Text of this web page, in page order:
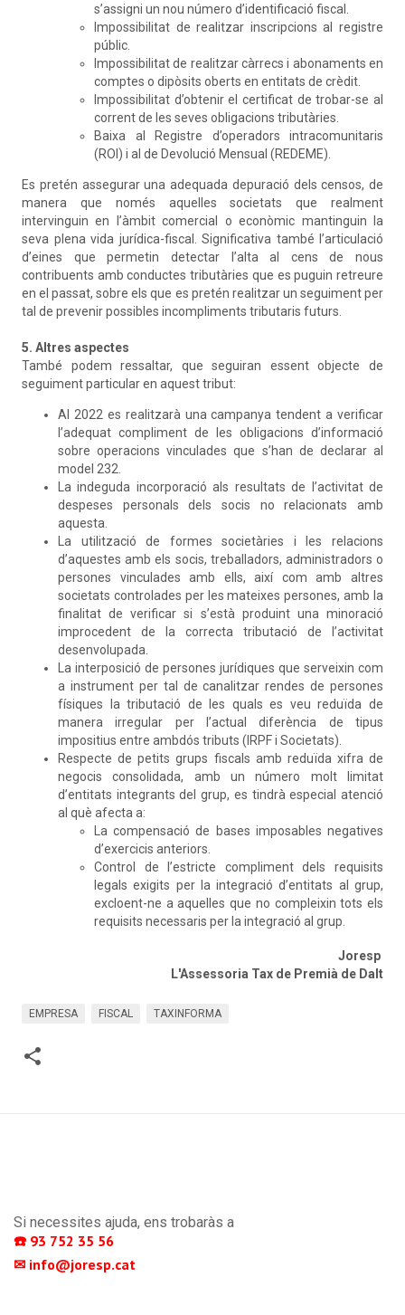
s’assigni un nou número d’identificació fiscal.
Impossibilitat de realitzar inscripcions al registre
públic.
Impossibilitat de realitzar càrrecs i abonaments en
comptes o dipòsits oberts en entitats de crèdit.
Impossibilitat d’obtenir el certificat de trobar-se al
corrent de les seves obligacions tributàries.
Baixa al Registre d’operadors intracomunitaris
(ROI) i al de Devolució Mensual (REDEME).
Es pretén assegurar una adequada depuració dels censos, de
manera que només aquelles societats que realment
intervinguin en l’àmbit comercial o econòmic mantinguin la
seva plena vida jurídica-fiscal. Significativa també l’articulació
d’eines que permetin detectar l’alta al cens de nous
contribuents amb conductes tributàries que es puguin retreure
en el passat, sobre els que es pretén realitzar un seguiment per
tal de prevenir possibles incompliments tributaris futurs.
5. Altres aspectes
També podem ressaltar, que seguiran essent objecte de
seguiment particular en aquest tribut:
Al 2022 es realitzarà una campanya tendent a verificar
l’adequat compliment de les obligacions d’informació
sobre operacions vinculades que s’han de declarar al
model 232.
La indeguda incorporació als resultats de l’activitat de
despeses personals dels socis no relacionats amb
aquesta.
La utilització de formes societàries i les relacions
d’aquestes amb els socis, treballadors, administradors o
persones vinculades amb ells, així com amb altres
societats controlades per les mateixes persones, amb la
finalitat de verificar si s’està produint una minoració
improcedent de la correcta tributació de l’activitat
desenvolupada.
La interposició de persones jurídiques que serveixin com
a instrument per tal de canalitzar rendes de persones
físiques la tributació de les quals es veu reduïda de
manera irregular per l’actual diferència de tipus
impositius entre ambdós tributs (IRPF i Societats).
Respecte de petits grups fiscals amb reduïda xifra de
negocis consolidada, amb un número molt limitat
d’entitats integrants del grup, es tindrà especial atenció
al què afecta a:
La compensació de bases imposables negatives
d’exercicis anteriors.
Control de l’estricte compliment dels requisits
legals exigits per la integració d’entitats al grup,
excloent-ne a aquelles que no compleixin tots els
requisits necessaris per la integració al grup.
Joresp
L'Assessoria Tax de Premià de Dalt
EMPRESA FISCAL TAXINFORMA
Si necessites ajuda, ens trobaràs a
☎️ 93 752 35 56
✉ info@joresp.cat